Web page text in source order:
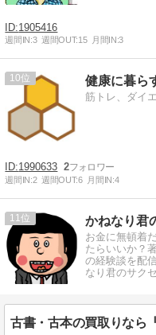
1905416
週間IN:3 週間OUT:15 月間IN:3
10
筋トレ、ダイ
1990633 2
週間IN:2 週間OUT:6 月間IN:4
11 かねなり君
お金に無頓着
たらいいか？
の経験談を配
なり君のサク